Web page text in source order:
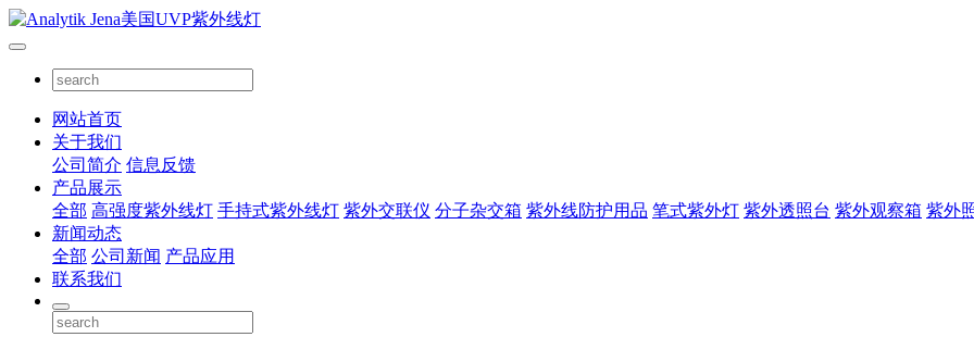
网站首页
关于我们
公司简介 信息反馈
产品展示
全部 高强度紫外线灯 手持式紫外线灯 紫外交联仪 分子杂交箱 紫外线防护用品 笔式紫外灯 紫外透照台 紫外观察箱 紫外
新闻动态
全部 公司新闻 产品应用
联系我们